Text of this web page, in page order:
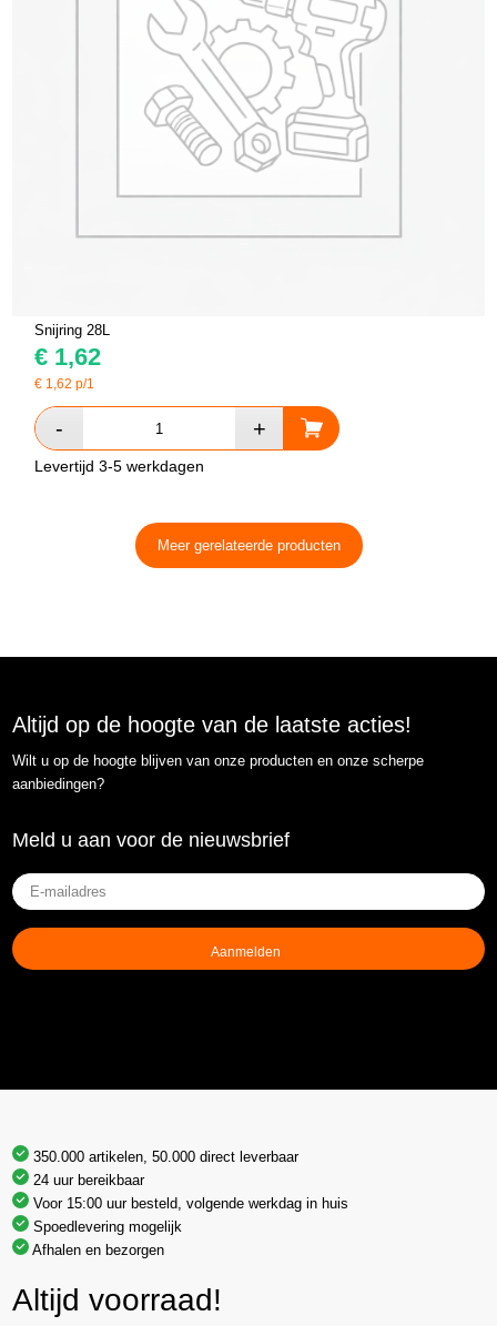
Snijring 28L
€ 1,62
€ 1,62 p/1
Levertijd 3-5 werkdagen
Meer gerelateerde producten
Altijd op de hoogte van de laatste acties!
Wilt u op de hoogte blijven van onze producten en onze scherpe
aanbiedingen?
Meld u aan voor de nieuwsbrief
E-
mailadres
(Vereist)
350.000 artikelen, 50.000 direct leverbaar
24 uur bereikbaar
Voor 15:00 uur besteld, volgende werkdag in huis
Spoedlevering mogelijk
Afhalen en bezorgen
Altijd voorraad!